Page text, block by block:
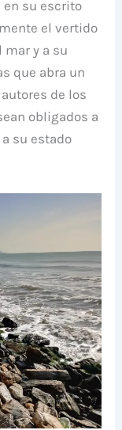
en su escrito
el vertido
mar y a su
que abra un
de los
obligados a
su estado